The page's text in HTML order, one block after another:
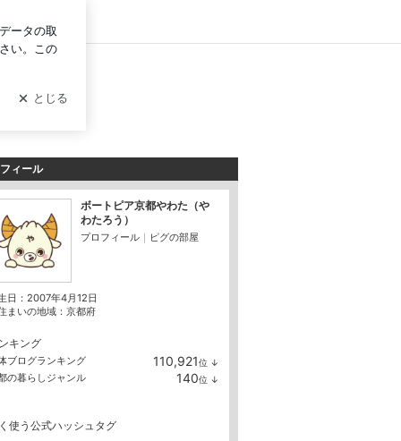
ログイン
ィール
ボートピア京都やわた（や
わたろう）
プロフィール ｜ ピグの部屋
日： 2007年4月12日
まいの地域： 京都府
キング
ブログランキング 110,921位 ↓
の暮らしジャンル 140位 ↓
使う公式ハッシュタグ